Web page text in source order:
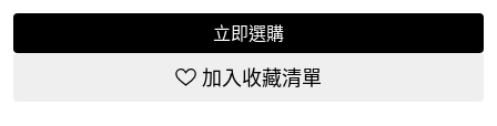
立即選購
加入收藏清單